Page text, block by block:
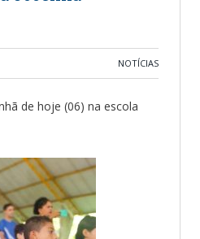
NOTÍCIAS
de hoje (06) na escola